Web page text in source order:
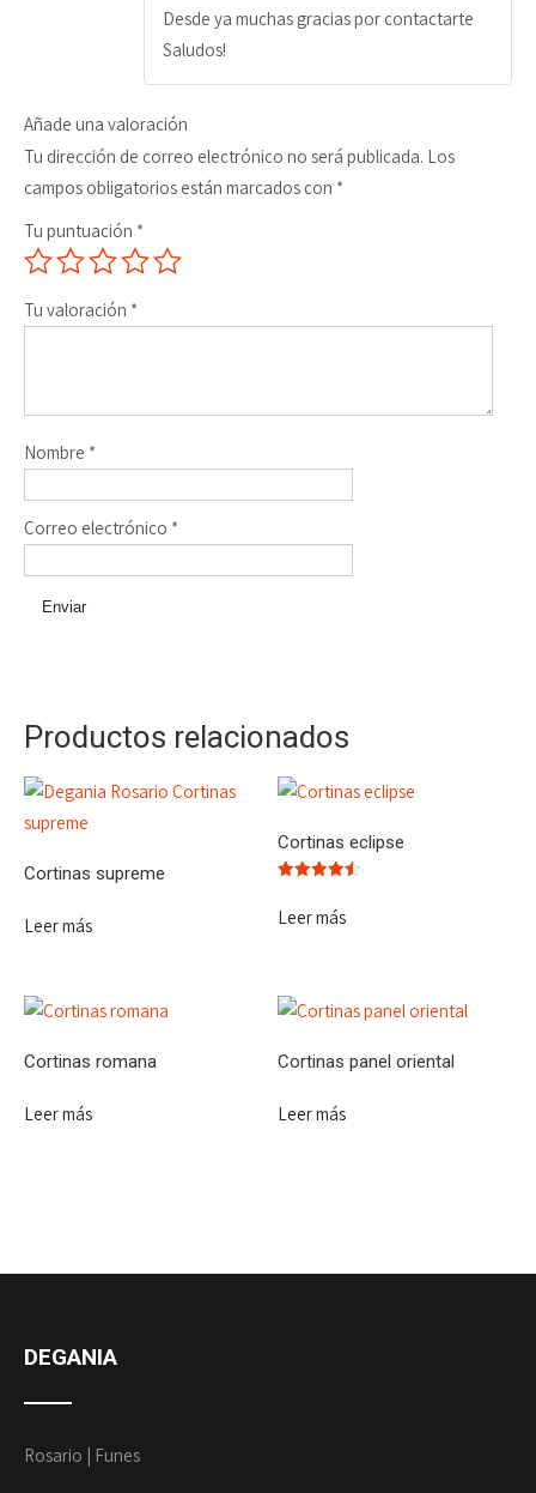
Desde ya muchas gracias por contactarte
Saludos!
Añade una valoración
Tu dirección de correo electrónico no será publicada. Los
campos obligatorios están marcados con *
Tu puntuación *
Tu valoración *
Nombre *
Correo electrónico *
Productos relacionados
Cortinas supreme
Leer más
Cortinas eclipse
4.50
Leer más
Cortinas romana
Leer más
Cortinas panel oriental
Leer más
DEGANIA
Rosario | Funes